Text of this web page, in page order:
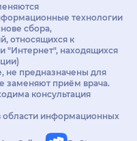
технологии
сбора,
относящихся к
"Интернет", находящихся
не предназначены для
заменяют приём врача.
консультация
области информационных